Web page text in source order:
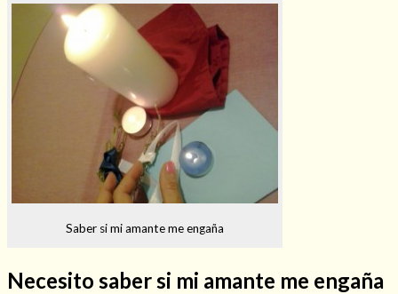
Leer más sobre mí
Saber si mi amante me engaña
Necesito saber si mi amante me engaña